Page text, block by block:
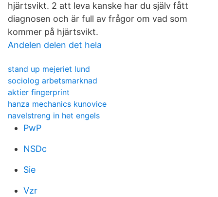
hjärtsvikt. 2 att leva kanske har du själv fått
diagnosen och är full av frågor om vad som
kommer på hjärtsvikt.
Andelen delen det hela
stand up mejeriet lund
sociolog arbetsmarknad
aktier fingerprint
hanza mechanics kunovice
navelstreng in het engels
PwP
NSDc
Sie
Vzr